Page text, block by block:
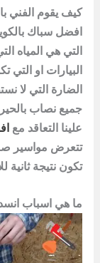
كيف يقوم الفني
افضل سباك
التي هي المياه
البيارات او
الضارة التي لا
جميع نصاب
علينا التعاقد مع
تتعرض مواسير
تكون نتيجة
ما هي اسباب